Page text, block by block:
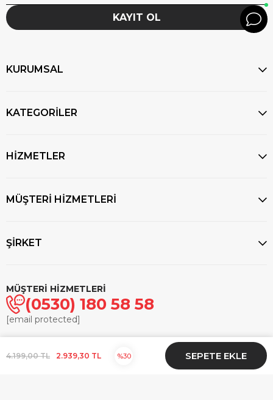
KAYIT OL
KURUMSAL
KATEGORİLER
HİZMETLER
MÜŞTERİ HİZMETLERİ
ŞİRKET
MÜŞTERİ HİZMETLERİ
(0530) 180 58 58
[email protected]
- Tüm hakları saklıdır.
4.199,00 TL 2.939,30 TL 30